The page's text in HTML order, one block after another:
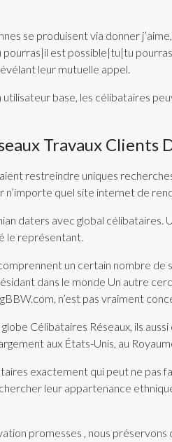
se produisent via donner
est possible|tu|tu
leur mutuelle appel.
base, les célibataires
Travaux
restreindre uniques
quel site internet de
daters avec global
le représentant.
un certain nombre de
dans le monde Un autre
n’est pas vraiment
Célibataires Réseaux, ils
aux États-Unis, au
exactement qui peut ne pas
leur appartenance
promesses , nous